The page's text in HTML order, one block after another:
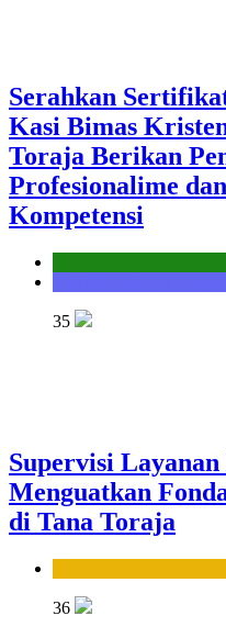
Serahkan
Kasi Bimas
Toraja Berikan
Profesionalime
Kompetensi
35
Supervisi
Menguatkan
di Tana Toraja
36